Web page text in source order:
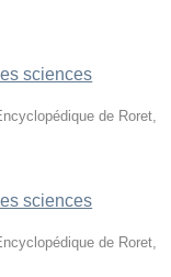
sciences
de Roret
sciences
de Roret